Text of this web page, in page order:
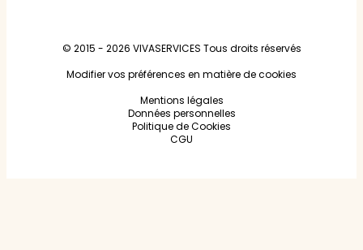
© 2015 - 2026 VIVASERVICES Tous droits réservés
Modifier vos préférences en matière de cookies
Mentions légales
Données personnelles
Politique de Cookies
CGU